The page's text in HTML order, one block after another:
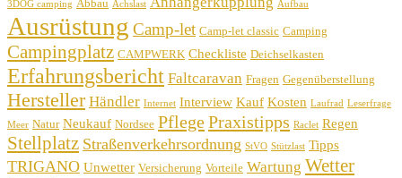
3DOG camping Abbau Achslast Aufbau
Ausrüstung Camp-let Camp-let classic Camping
Campingplatz CAMPWERK Checkliste Deichselkasten
Erfahrungsbericht Faltcaravan Fragen Gegenüberstellung
Hersteller Händler Internet Interview Kauf Kosten Laufrad Leserfrage
Meer Natur Neukauf Nordsee PflegePraxistipps Raclet Regen
Stellplatz Straßenverkehrsordnung StVO Stützlast Tipps
TRIGANO Unwetter Versicherung Vorteile Wartung Wetter